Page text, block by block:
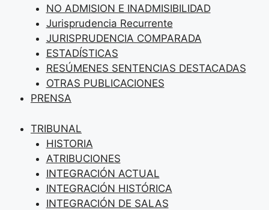
NO ADMISION E INADMISIBILIDAD
Jurisprudencia Recurrente
JURISPRUDENCIA COMPARADA
ESTADÍSTICAS
RESÚMENES SENTENCIAS DESTACADAS
OTRAS PUBLICACIONES
PRENSA
TRIBUNAL
HISTORIA
ATRIBUCIONES
INTEGRACIÓN ACTUAL
INTEGRACIÓN HISTÓRICA
INTEGRACIÓN DE SALAS